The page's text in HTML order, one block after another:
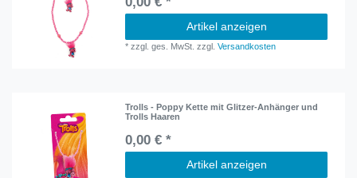
Artikel anzeigen
*zzgl. ges. MwSt. zzgl.Versandkosten
Trolls - Poppy Kette mit Glitzer-Anhänger und
Trolls Haaren
0,00 € *
Artikel anzeigen